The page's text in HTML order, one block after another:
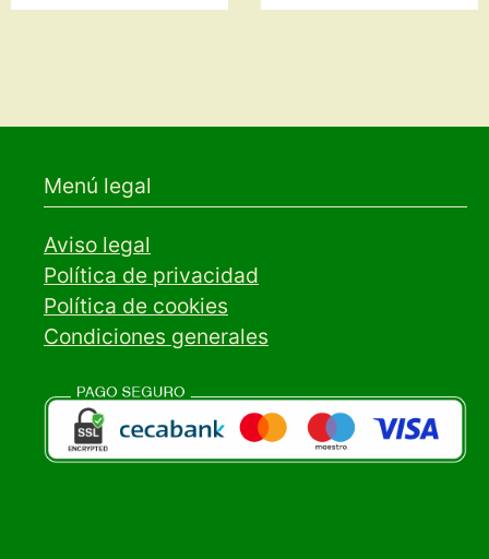
Menú legal
Aviso legal
Política de privacidad
Política de cookies
Condiciones generales